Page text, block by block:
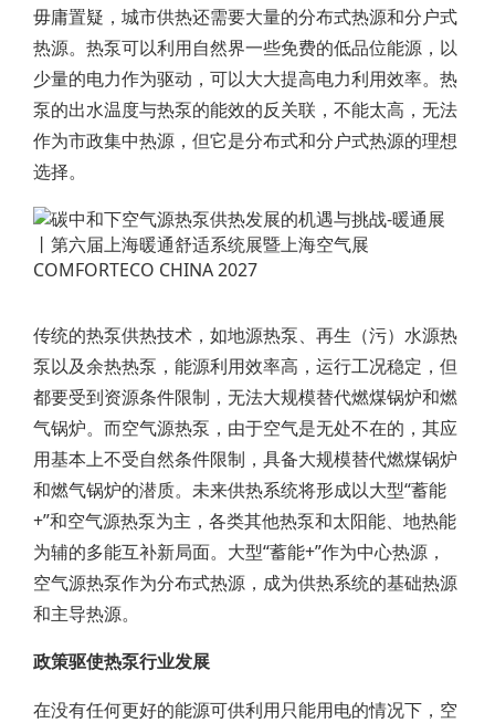
毋庸置疑，城市供热还需要大量的分布式热源和分户式
热源。热泵可以利用自然界一些免费的低品位能源，以
少量的电力作为驱动，可以大大提高电力利用效率。热
泵的出水温度与热泵的能效的反关联，不能太高，无法
作为市政集中热源，但它是分布式和分户式热源的理想
选择。
传统的热泵供热技术，如地源热泵、再生（污）水源热
泵以及余热热泵，能源利用效率高，运行工况稳定，但
都要受到资源条件限制，无法大规模替代燃煤锅炉和燃
气锅炉。而空气源热泵，由于空气是无处不在的，其应
用基本上不受自然条件限制，具备大规模替代燃煤锅炉
和燃气锅炉的潜质。未来供热系统将形成以大型“蓄能
+”和空气源热泵为主，各类其他热泵和太阳能、地热能
为辅的多能互补新局面。大型“蓄能+”作为中心热源，
空气源热泵作为分布式热源，成为供热系统的基础热源
和主导热源。
政策驱使热泵行业发展
在没有任何更好的能源可供利用只能用电的情况下，空